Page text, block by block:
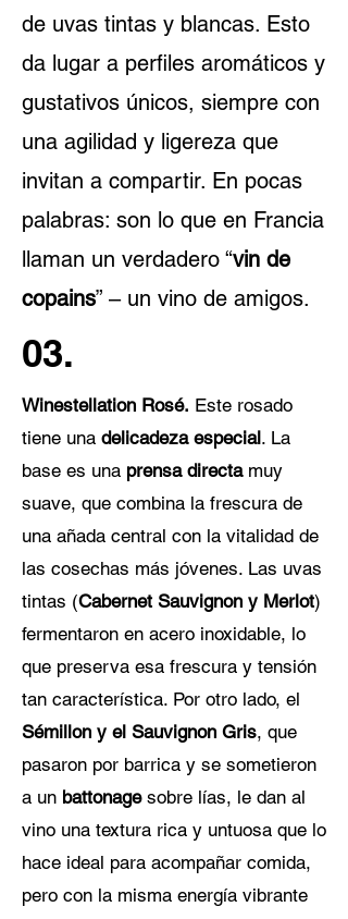
de uvas tintas y blancas. Esto
da lugar a perfiles aromáticos y
gustativos únicos, siempre con
una agilidad y ligereza que
invitan a compartir. En pocas
palabras: son lo que en Francia
llaman un verdadero “vin de
copains” – un vino de amigos.
03.
Winestellation Rosé. Este rosado
tiene una delicadeza especial. La
base es una prensa directamuy
suave, que combina la frescura de
una añada central con la vitalidad de
las cosechas más jóvenes. Las uvas
tintas (Cabernet Sauvignon y Merlot)
fermentaron en acero inoxidable, lo
que preserva esa frescura y tensión
tan característica. Por otro lado, el
Sémillon y el Sauvignon Gris, que
pasaron por barrica y se sometieron
a un battonage sobre lías, le dan al
vino una textura rica y untuosa que lo
hace ideal para acompañar comida,
pero con la misma energía vibrante